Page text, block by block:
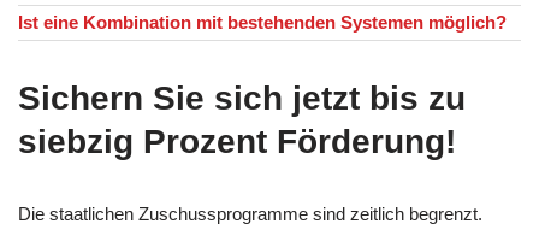
Ist eine Kombination mit bestehenden Systemen möglich?
Sichern Sie sich jetzt bis zu
siebzig Prozent Förderung!
Die staatlichen Zuschussprogramme sind zeitlich begrenzt.